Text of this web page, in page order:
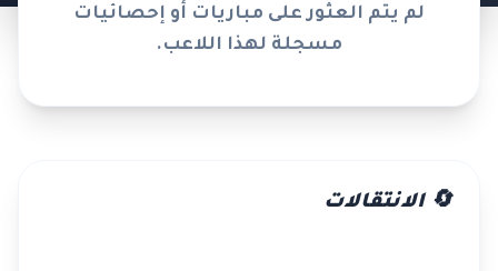
لم يتم العثور على مباريات أو إحصائيات
مسجلة لهذا اللاعب.
🔄 الانتقالات